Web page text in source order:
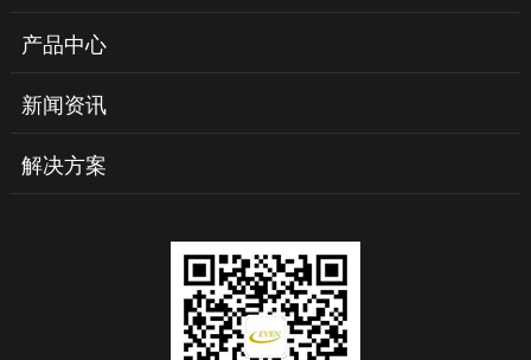
产品中心
新闻资讯
解决方案